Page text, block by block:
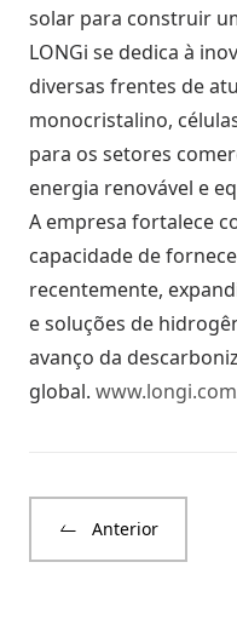
solar para construir
LONGi se dedica à
diversas frentes de
monocristalino,
para os setores
energia renovável e
A empresa fortalece
capacidade de
recentemente,
e soluções de
avanço da
global.
Anterior